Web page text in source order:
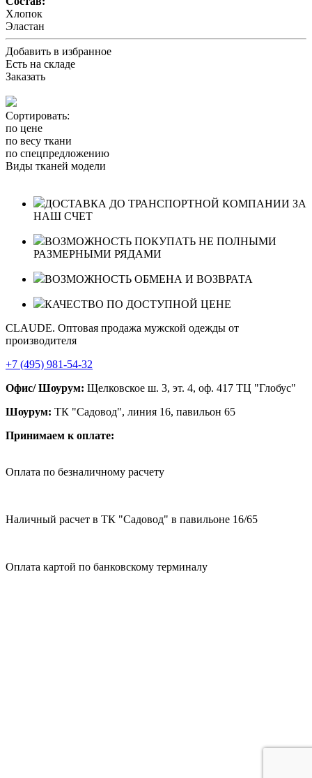
Хлопок
Эластан
Добавить в избранное
Есть на складе
Заказать
Сортировать:
по цене
по весу ткани
по спецпредложению
Виды тканей модели
ДОСТАВКА ДО ТРАНСПОРТНОЙ КОМПАНИИ ЗА
НАШ СЧЕТ
ВОЗМОЖНОСТЬ ПОКУПАТЬ НЕ ПОЛНЫМИ
РАЗМЕРНЫМИ РЯДАМИ
ВОЗМОЖНОСТЬ ОБМЕНА И ВОЗВРАТА
КАЧЕСТВО ПО ДОСТУПНОЙ ЦЕНЕ
CLAUDE. Оптовая продажа мужской одежды от
производителя
+7 (495) 981-54-32
Офис/ Шоурум: Щелковское ш. 3, эт. 4, оф. 417 ТЦ "Глобус"
Шоурум: ТК "Садовод", линия 16, павильон 65
Принимаем к оплате:
Оплата по безналичному расчету
Наличный расчет в ТК "Садовод" в павильоне 16/65
Оплата картой по банковскому терминалу